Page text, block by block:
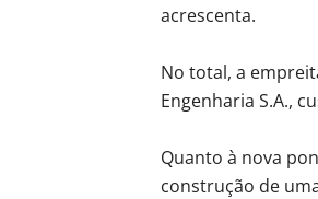
acrescenta.
No total, a
Engenharia S.A.,
Quanto à nova
construção de